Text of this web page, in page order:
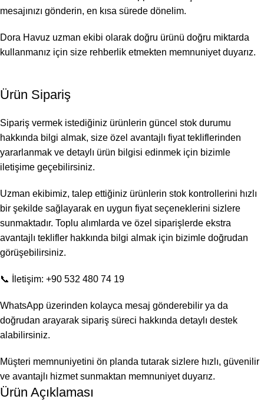
mesajınızı gönderin, en kısa sürede dönelim.
Dora Havuz uzman ekibi olarak doğru ürünü doğru miktarda
kullanmanız için size rehberlik etmekten memnuniyet duyarız.
Ürün Sipariş
Sipariş vermek istediğiniz ürünlerin güncel stok durumu
hakkında bilgi almak, size özel avantajlı fiyat tekliflerinden
yararlanmak ve detaylı ürün bilgisi edinmek için bizimle
iletişime geçebilirsiniz.
Uzman ekibimiz, talep ettiğiniz ürünlerin stok kontrollerini hızlı
bir şekilde sağlayarak en uygun fiyat seçeneklerini sizlere
sunmaktadır. Toplu alımlarda ve özel siparişlerde ekstra
avantajlı teklifler hakkında bilgi almak için bizimle doğrudan
görüşebilirsiniz.
📞 İletişim: +90 532 480 74 19
WhatsApp üzerinden kolayca mesaj gönderebilir ya da
doğrudan arayarak sipariş süreci hakkında detaylı destek
alabilirsiniz.
Müşteri memnuniyetini ön planda tutarak sizlere hızlı, güvenilir
ve avantajlı hizmet sunmaktan memnuniyet duyarız.
Ürün Açıklaması